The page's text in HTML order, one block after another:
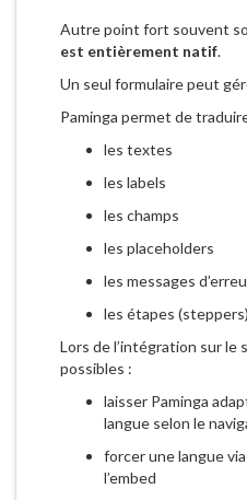
Autre point fort souvent
est entièrement natif.
Un seul formulaire peut
Paminga permet de
les textes
les labels
les champs
les placeholders
les messages
les étapes (steppers)
Lors de l’intégration sur le
possibles :
laisser Paminga
langue selon le
forcer une langue
l’embed